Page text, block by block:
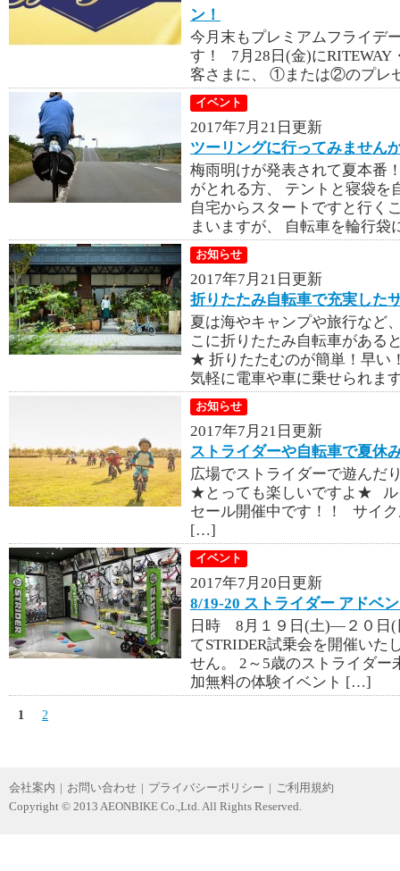
ン！
今月末もプレミアムフライデ
す！ 7月28日(金)にRITEWAY
客さまに、 ①または②のプ
イベント
2017年7月21日更新
ツーリングに行ってみません
梅雨明けが発表されて夏本番
がとれる方、 テントと寝袋を
自宅からスタートですと行く
まいますが、 自転車を輪行
お知らせ
2017年7月21日更新
折りたたみ自転車で充実した
夏は海やキャンプや旅行など
こに折りたたみ自転車がある
★ 折りたたむのが簡単！早い
気軽に電車や車に乗せられま
お知らせ
2017年7月21日更新
ストライダーや自転車で夏休
広場でストライダーで遊んだ
★とっても楽しいですよ★ ル
セール開催中です！！ サイ
[…]
イベント
2017年7月20日更新
8/19-20 ストライダー アドベ
日時 8月１９日(土)―２０日(
てSTRIDER試乗会を開催い
せん。 2～5歳のストライダ
加無料の体験イベント […]
1 2
会社案内 | お問い合わせ | プライバシーポリシー | ご利用規約
Copyright © 2013 AEONBIKE Co.,Ltd. All Rights Reserved.